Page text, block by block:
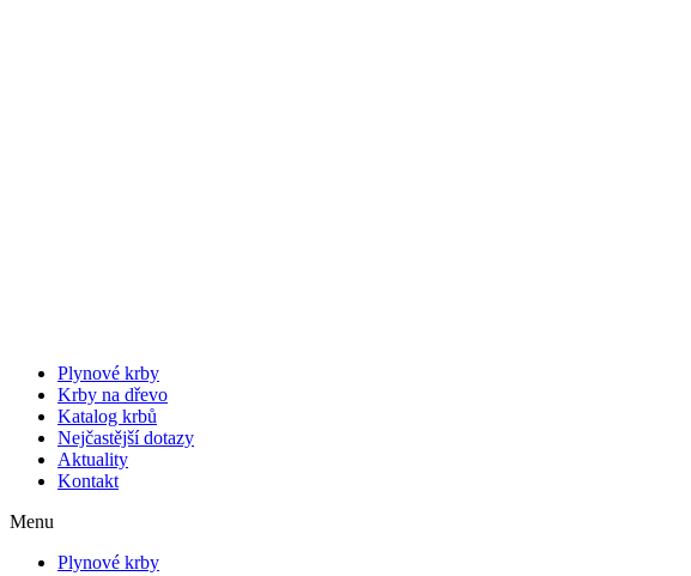
Plynové krby
Krby na dřevo
Katalog krbů
Nejčastější dotazy
Aktuality
Kontakt
Menu
Plynové krby